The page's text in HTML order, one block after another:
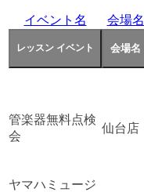
イベント名 会場名
管楽器無料点検
会
仙台店
ヤマハミュージ